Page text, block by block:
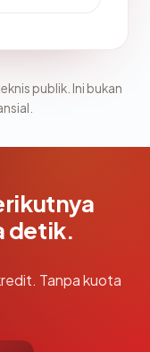
publik. Ini bukan
detik.
Tanpa kuota